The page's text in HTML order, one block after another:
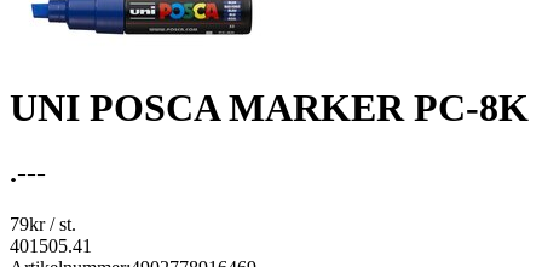
UNI POSCA MARKER PC-8K
.---
79kr/ st.
401505.41